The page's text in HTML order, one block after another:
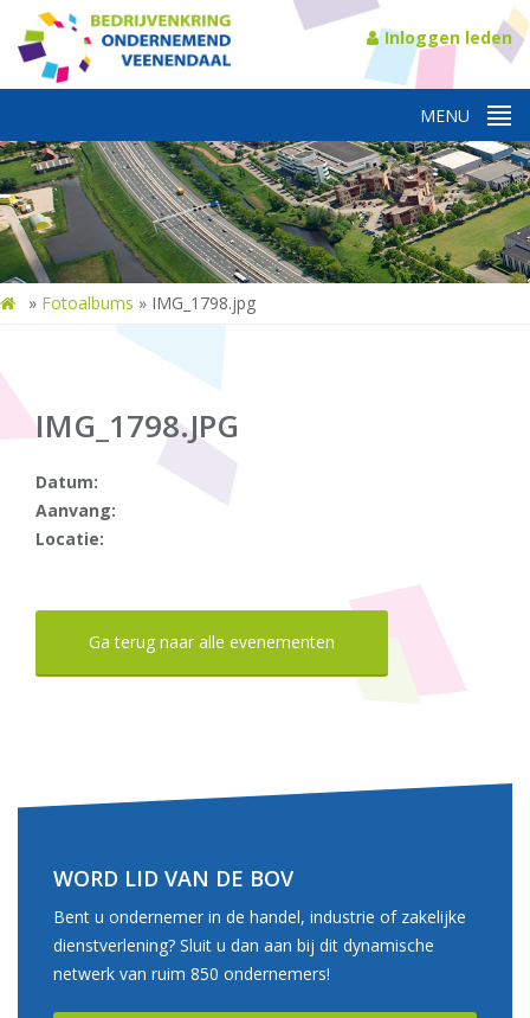
Inloggen leden
» Fotoalbums » IMG_1798.jpg
IMG_1798.JPG
Datum:
Aanvang:
Locatie:
Ga terug naar alle evenementen
WORD LID VAN DE BOV
Bent u ondernemer in de handel, industrie of zakelijke
dienstverlening? Sluit u dan aan bij dit dynamische
netwerk van ruim 850 ondernemers!